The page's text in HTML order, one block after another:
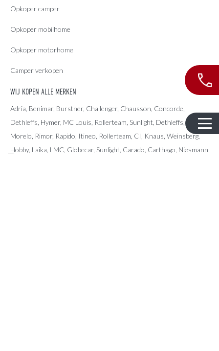
Opkoper camper
Opkoper mobilhome
Opkoper motorhome
Camper verkopen
WIJ KOPEN ALLE MERKEN
Adria , Benimar, Burstner, Challenger, Chausson, Concorde,
Dethleffs Hymer, MC Louis , Rollerteam, Sunlight, Dethleffs,
Morelo, Rimor, Rapido, Itineo, Rollerteam, CI, Knaus, Weinsberg,
Hobby, Laika, LMC, Globecar, Sunlight, Carado, Carthago, Niesmann